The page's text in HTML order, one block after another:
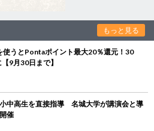
もっと見る
使うとPontaポイント最大20％還元！30
9月30日まで】
中高生を直接指導 名城大学が講演会と導
催